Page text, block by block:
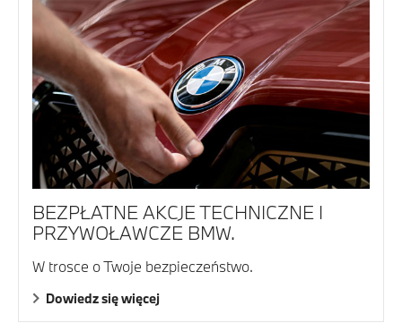
BEZPŁATNE AKCJE TECHNICZNE I
PRZYWOŁAWCZE BMW.
W trosce o Twoje bezpieczeństwo.
Dowiedz się więcej